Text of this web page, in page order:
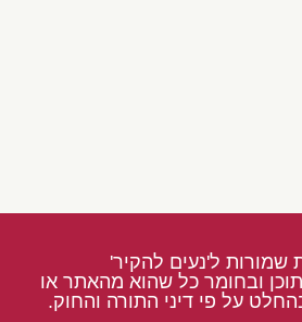
שמורות ל'נעים להקיר'
ובחומר כל שהוא מהאתר או
על פי דיני התורה והחוק.